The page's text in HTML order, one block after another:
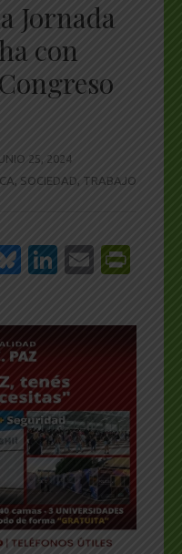
Jornada
con
25, 2024
, SOCIEDAD, TRABAJO
Bluesky
LinkedIn
Email